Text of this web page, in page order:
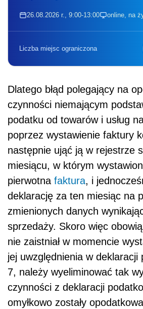
26.08.2026 r., 9:00-13:00 online, na
Liczba miejsc ograniczona
Dlatego błąd polegający na
czynności niemającym
podatku od towarów i usług
poprzez wystawienie faktury
następnie ująć ją w rejestrze
miesiącu, w którym
pierwotna faktura, i
deklarację za ten miesiąc na
zmienionych danych
sprzedaży. Skoro więc
nie zaistniał w momencie
jej uwzględnienia w deklaracji
7, należy wyeliminować tak
czynności z deklaracji
omyłkowo zostały